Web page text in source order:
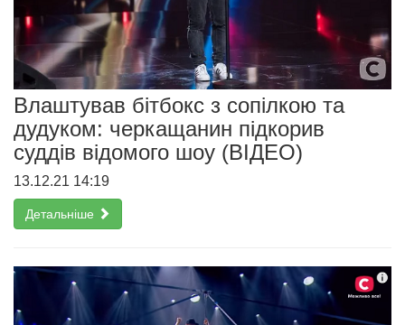
Влаштував бітбокс з сопілкою та
дудуком: черкащанин підкорив
суддів відомого шоу (ВІДЕО)
13.12.21 14:19
Детальніше